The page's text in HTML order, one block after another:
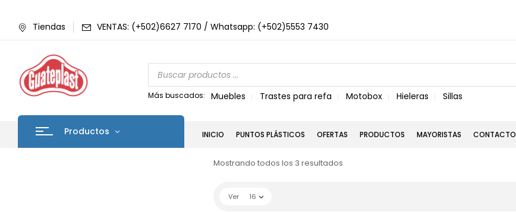
Tiendas VENTAS: (+502)6627 7170 / Whatsapp: (+502)5553 7430
Más buscados: Muebles Trastes para refa Motobox Hieleras Sillas
Productos INICIO PUNTOS PLÁSTICOS OFERTAS PRODUCTOS MAYORISTAS CONTACTO
Mostrando todos los 3 resultados
Ver 16